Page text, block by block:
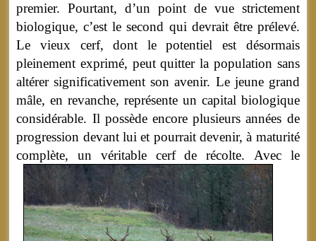
premier. Pourtant, d’un point de vue strictement
biologique, c’est le second qui devrait être prélevé.
Le vieux cerf, dont le potentiel est désormais
pleinement exprimé, peut quitter la population sans
altérer significativement son avenir. Le jeune grand
mâle, en revanche, représente un capital biologique
considérable. Il possède encore plusieurs années de
progression devant lui et pourrait devenir, à maturité
complète, un véritable cerf de récolte. Avec le